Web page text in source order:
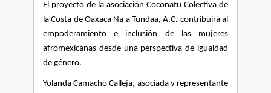
El proyecto de la asociación Coconatu Colectiva de
la Costa de Oaxaca Na a Tundaa, A.C. contribuirá al
empoderamiento e inclusión de las mujeres
afromexicanas desde una perspectiva de igualdad
de género.
Yolanda Camacho Calleja, asociada y representante